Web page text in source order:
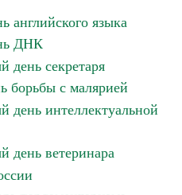
английского языка
ДНК
день секретаря
борьбы с малярией
день интеллектуальной
день ветеринара